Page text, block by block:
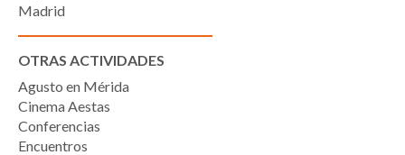
Madrid
OTRAS ACTIVIDADES
Agusto en Mérida
Cinema Aestas
Conferencias
Encuentros